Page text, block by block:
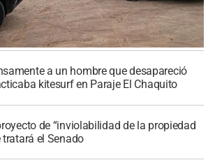
a un hombre que desapareció
kitesurf en Paraje El Chaquito
de “inviolabilidad de la propiedad
tratará el Senado